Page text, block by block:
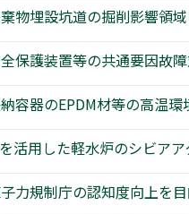
物埋設坑道の掘削影響領
保護装置等の共通要因故
容器のEPDM材等の高温
活用した軽水炉のシビア
力規制庁の認知度向上を